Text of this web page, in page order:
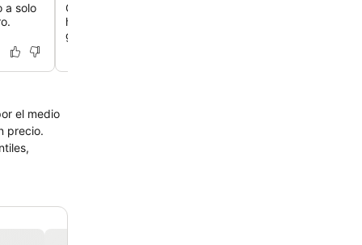
a solo
Comience el día con un desayuno entregado
habitación en formato caja, que le ofrecerá una
gastronómica privada y cómoda.
el medio
precio.